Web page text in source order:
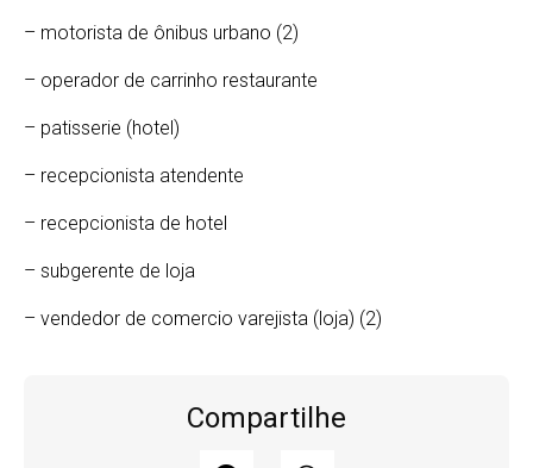
– motorista de ônibus urbano (2)
– operador de carrinho restaurante
– patisserie (hotel)
– recepcionista atendente
– recepcionista de hotel
– subgerente de loja
– vendedor de comercio varejista (loja) (2)
Compartilhe